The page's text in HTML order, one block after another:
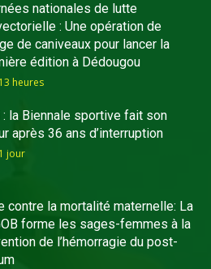
nationales de lutte
: Une opération de
de caniveaux pour lancer la
édition à Dédougou
heures
: la Biennale sportive fait son
après 36 ans d’interruption
jour
contre la mortalité maternelle: La
forme les sages-femmes à la
de l’hémorragie du post-